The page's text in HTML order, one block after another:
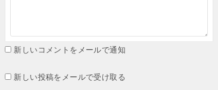
新しいコメントをメールで通知
新しい投稿をメールで受け取る